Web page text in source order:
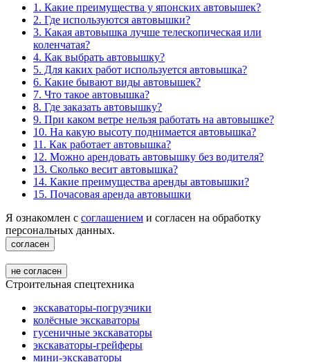
1. Какие преимущества у японских автовышек?
2. Где используются автовышки?
3. Какая автовышка лучше телескопическая или
коленчатая?
4. Как выбрать автовышку?
5. Для каких работ используется автовышка?
6. Какие бывают виды автовышек?
7. Что такое автовышка?
8. Где заказать автовышку?
9. При каком ветре нельзя работать на автовышке?
10. На какую высоту поднимается автовышка?
11. Как работает автовышка?
12. Можно арендовать автовышку без водителя?
13. Сколько весит автовышка?
14. Какие преимущества аренды автовышки?
15. Почасовая аренда автовышки
Я ознакомлен с соглашением и согласен на обработку
персональных данных.
согласен
не согласен
Строительная спецтехника
экскаваторы-погрузчики
колёсные экскаваторы
гусеничные экскаваторы
экскаваторы-грейферы
мини-экскаваторы